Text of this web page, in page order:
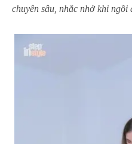
chuyên sâu, nhắc nhở khi ngồi